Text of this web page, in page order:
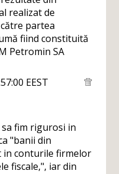
realizat de
partea
fiind constituită
Petromin SA
EEST
fim rigurosi in
"banii din
in conturile firmelor
fiscale,", iar din